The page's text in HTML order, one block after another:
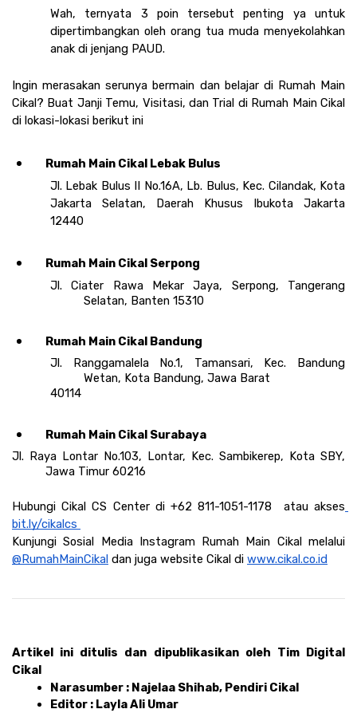
Wah, ternyata 3 poin tersebut penting ya untuk
dipertimbangkan oleh orang tua muda menyekolahkan
anak di jenjang PAUD.
Ingin merasakan serunya bermain dan belajar di Rumah Main
Cikal? Buat Janji Temu, Visitasi, dan Trial di Rumah Main Cikal
di lokasi-lokasi berikut ini
Rumah Main Cikal Lebak Bulus
Jl. Lebak Bulus II No.16A, Lb. Bulus, Kec. Cilandak, Kota
Jakarta Selatan, Daerah Khusus Ibukota Jakarta
12440
Rumah Main Cikal Serpong
Jl. Ciater Rawa Mekar Jaya, Serpong, Tangerang
Selatan, Banten 15310
Rumah Main Cikal Bandung
Jl. Ranggamalela No.1, Tamansari, Kec. Bandung
Wetan, Kota Bandung, Jawa Barat
40114
Rumah Main Cikal Surabaya
Jl. Raya Lontar No.103, Lontar, Kec. Sambikerep, Kota SBY,
Jawa Timur 60216
Hubungi Cikal CS Center di +62 811-1051-1178  atau akses
bit.ly/cikalcs
@RumahMainCikal dan juga website Cikal di www.cikal.co.id
Artikel ini ditulis dan dipublikasikan oleh Tim Digital
Cikal
Narasumber : Najelaa Shihab, Pendiri Cikal
Editor : Layla Ali Umar